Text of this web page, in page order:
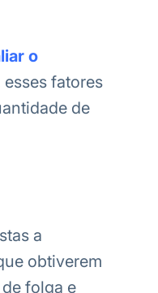
o
fatores
de
a
obtiverem
folga e